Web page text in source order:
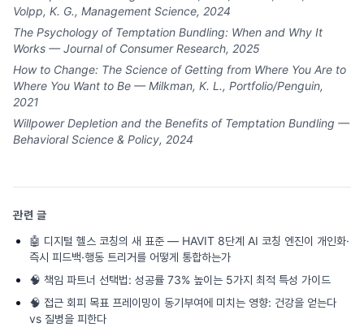
Volpp, K. G., Management Science, 2024
The Psychology of Temptation Bundling: When and Why It
Works — Journal of Consumer Research, 2025
How to Change: The Science of Getting from Where You Are to
Where You Want to Be — Milkman, K. L., Portfolio/Penguin,
2021
Willpower Depletion and the Benefits of Temptation Bundling —
Behavioral Science & Policy, 2024
관련 글
🤖 디지털 헬스 코칭의 새 표준 — HAVIT 8단계 AI 코칭 엔진이 개인화·
즉시 피드백·행동 트리거를 어떻게 통합하는가
🧠 책임 파트너 선택법: 성공률 73% 높이는 5가지 최적 특성 가이드
🧠 접근 회피 목표 프레이밍이 동기부여에 미치는 영향: 건강을 얻는다
vs 질병을 피한다